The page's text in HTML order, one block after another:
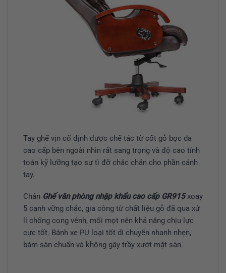
Tay ghế vịn cố định được chế tác từ cốt gỗ bọc da
cao cấp bên ngoài nhìn rất sang trọng và độ cao tính
toán kỹ lưỡng tạo sự tì đỡ chắc chắn cho phần cánh
tay.
Chân Ghế văn phòng nhập khẩu cao cấp GR915xoay
5 cạnh vững chắc, gia công từ chất liệu gỗ đã qua xử
lí chống cong vênh, mối mọt nên khả năng chịu lực
cực tốt. Bánh xe PU loại tốt di chuyển nhanh nhẹn,
bám sàn chuẩn và không gây trầy xướt mặt sàn.